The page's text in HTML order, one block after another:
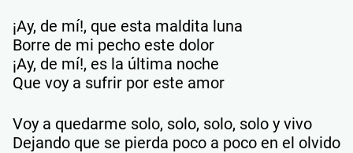
¡Ay, de mí!, que esta maldita luna
Borre de mi pecho este dolor
¡Ay, de mí!, es la última noche
Que voy a sufrir por este amor
Voy a quedarme solo, solo, solo, solo y vivo
Dejando que se pierda poco a poco en el olvido